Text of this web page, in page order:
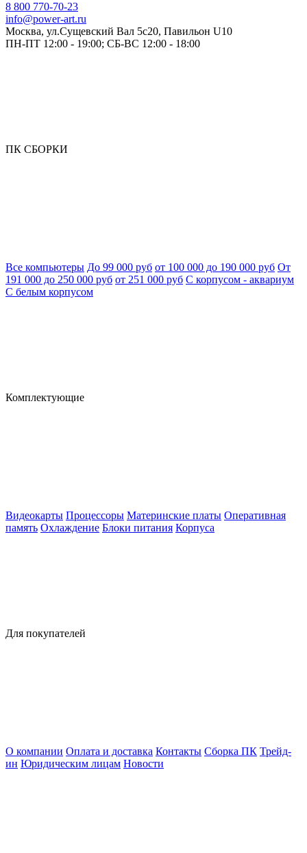
8 800 770-70-23
info@power-art.ru
Москва, ул.Сущевский Вал 5с20, Павильон U10
ПН-ПТ 12:00 - 19:00; СБ-ВС 12:00 - 18:00
ПК СБОРКИ
Все компьютеры До 99 000 руб от 100 000 до 190 000 руб От
191 000 до 250 000 руб от 251 000 руб С корпусом - аквариум
С белым корпусом
Комплектующие
Видеокарты Процессоры Материнские платы Оперативная
память Охлаждение Блоки питания Корпуса
Для покупателей
О компании Оплата и доставка Контакты Сборка ПК Трейд-
ин Юридическим лицам Новости